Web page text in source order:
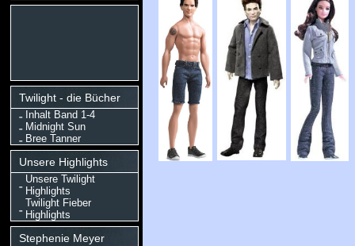
Twilight - die Bücher
Inhalt Band 1-4
Midnight Sun
Bree Tanner
Unsere Highlights
Unsere Twilight
Highlights
Twilight Fieber
Highlights
Stephenie Meyer